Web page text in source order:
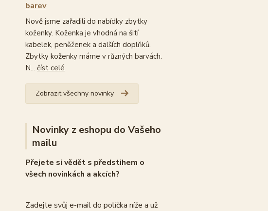
barev
Nově jsme zařadili do nabídky zbytky
koženky. Koženka je vhodná na šití
kabelek, peněženek a dalších doplňků.
Zbytky koženky máme v různých barvách.
N... číst celé
Zobrazit všechny novinky
Novinky z eshopu do Vašeho
mailu
Přejete si vědět s předstihem o
všech novinkách a akcích?
Zadejte svůj e-mail do políčka níže a už